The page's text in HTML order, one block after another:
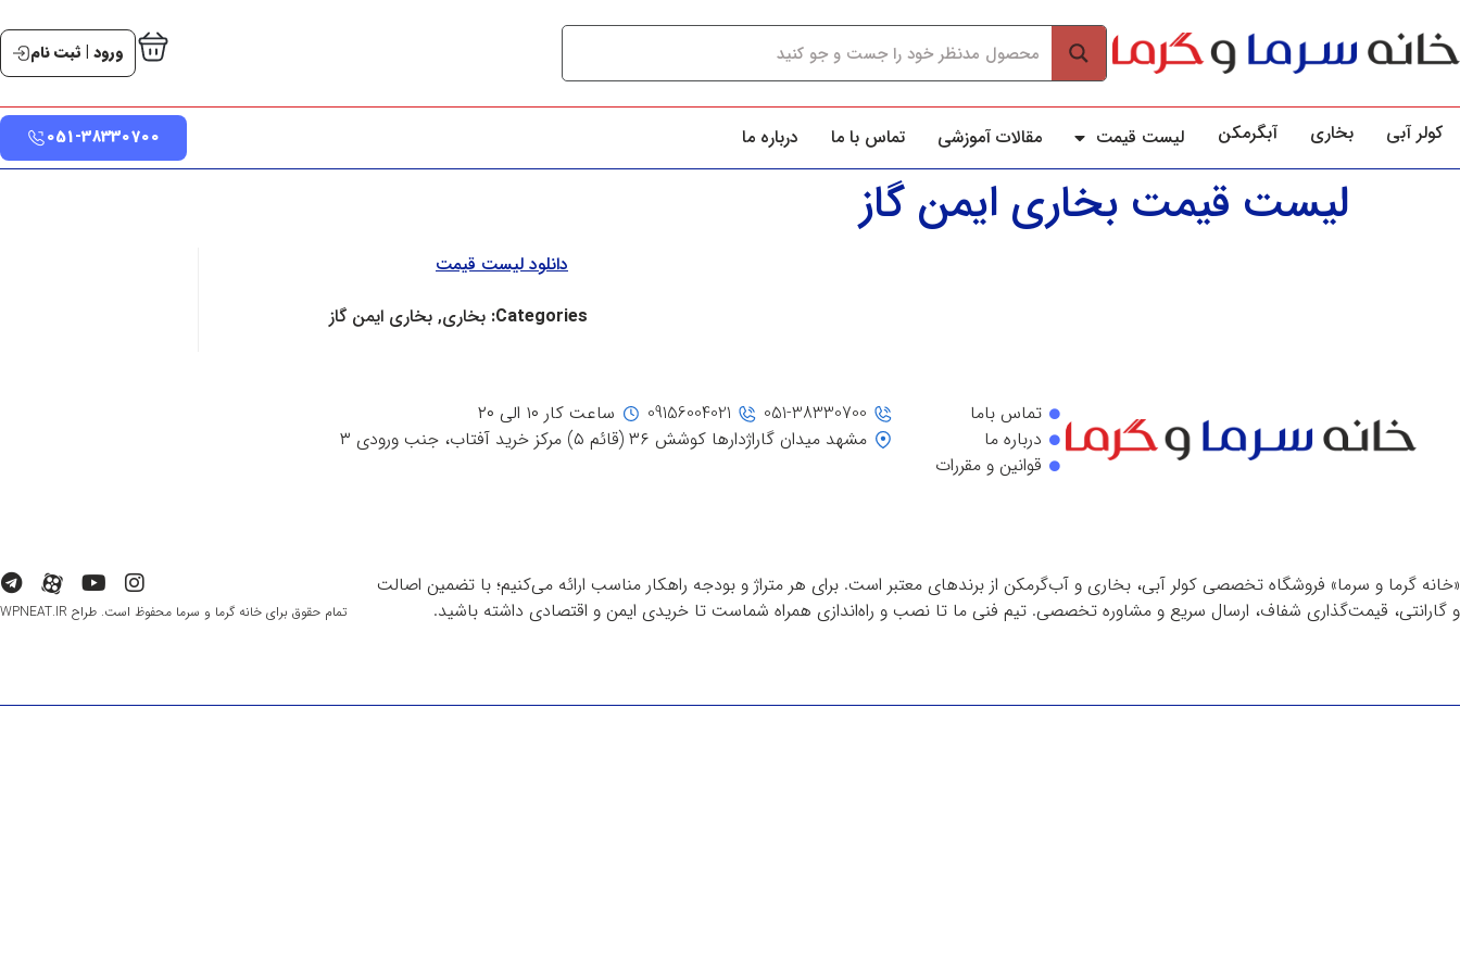
ورود | ثبت نام
کولر آبي بخاری آبگرمکن لیست قیمت مقالات آموزشی تماس با ما درباره ما 051-38330700
لیست قیمت بخاری ایمن گاز
دانلود لیست قیمت
Categories: بخاری, بخاری ایمن گاز
051-38330700
09156004021
ساعت کار ۱۰ الی ۲۰
مشهد میدان گاراژدارها کوشش ۳۶ (قائم ۵) مرکز خرید آفتاب، جنب ورودی ۳
تماس باما
درباره ما
قوانین و مقررات
«خانه گرما و سرما» فروشگاه تخصصی کولر آبی، بخاری و آب‌گرمکن از برندهای معتبر است. برای هر متراژ و بودجه راهکار مناسب ارائه می‌کنیم؛ با تضمین اصالت
و گارانتی، قیمت‌گذاری شفاف، ارسال سریع و مشاوره تخصصی. تیم فنی ما تا نصب و راه‌اندازی همراه شماست تا خریدی ایمن و اقتصادی داشته باشید.
تمام حقوق برای خانه گرما و سرما محفوظ است. طراح WPNEAT.IR